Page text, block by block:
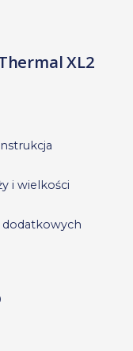
XL2
i wielkości
dodatkowych